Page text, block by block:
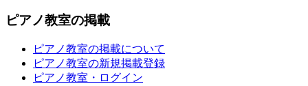
ピアノ教室の掲載
ピアノ教室の掲載について
ピアノ教室の新規掲載登録
ピアノ教室・ログイン